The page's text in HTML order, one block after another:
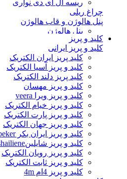
ریسه ال ای دی نواری
چراغ ریلی
پنل هالوژن و قاب هالوژن
پنل هالوژن
قاب هالوژن
وال واشر و چراغ نما
جت لایت
وال واشر
چراغ دفنی
لامپ ال ای دی
لامپ حبابی ال ای دی
لامپ استوانه ای ال ای دی
لامپ شمعی ال ای دی
لامپ هالوژن ال ای دی
مهتابی ال ای دی و براکت
لامپ گازی
لامپ فیلامنتی و تزیینی
لامپ فلورسنت
لامپ ال ای دی سفینه ای
کلید و پریز
کلید و پریز ایرانی
کلید پریز ایران الکتریک
کلید و پریز آسیا الکتریک
کلید پریز دلند الکتریک
کلید و پریز مهسان
کلید و پریز ویرا veera
کلید و پریز خیام الکتریک
کلید و پریز پارت الکتریک
کلید و پریز جهان الکتریک
کلید و پریز ایران بکر iran beker
کلید و پریز شایلینshailiene
کلید و پریز رویان الکتریک
کلید و پریز ثابت الکتریک
کلید و پریز 4ام 4m